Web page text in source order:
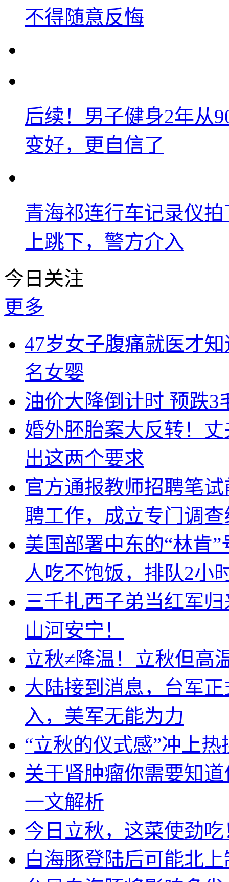
不得随意反悔
后续！男子健身2年从
变好，更自信了
青海祁连行车记录仪
上跳下，警方介入
今日关注
更多
47岁女子腹痛就医才
名女婴
油价大降倒计时 预跌3
婚外胚胎案大反转！
出这两个要求
官方通报教师招聘笔
聘工作，成立专门调查
美国部署中东的“林肯
人吃不饱饭，排队2小
三千扎西子弟当红军
山河安宁！
立秋≠降温！立秋但高
大陆接到消息，台军
入，美军无能为力
“立秋的仪式感”冲上
关于肾肿瘤你需要知
一文解析
今日立秋，这菜使劲吃
白海豚登陆后可能北